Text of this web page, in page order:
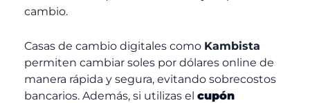
cambio.
Casas de cambio digitales como Kambista
permiten cambiar soles por dólares online de
manera rápida y segura, evitando sobrecostos
bancarios. Además, si utilizas el cupón